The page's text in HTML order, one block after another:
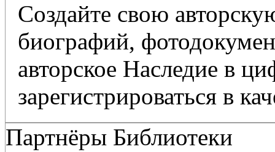
Создайте свою
биографий,
авторское Наследие в
зарегистрироваться в
Партнёры Библиотеки